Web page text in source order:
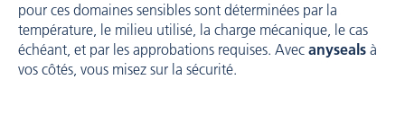
pour ces domaines sensibles sont déterminées par la
température, le milieu utilisé, la charge mécanique, le cas
échéant, et par les approbations requises. Avec anyseals à
vos côtés, vous misez sur la sécurité.